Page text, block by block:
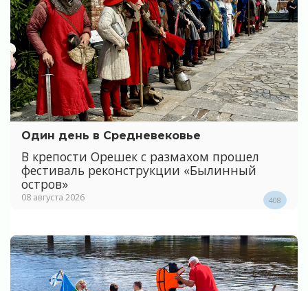
Один день в Средневековье
В крепости Орешек с размахом прошел
фестиваль реконструкции «Былинный
остров»
08 августа 2026 408